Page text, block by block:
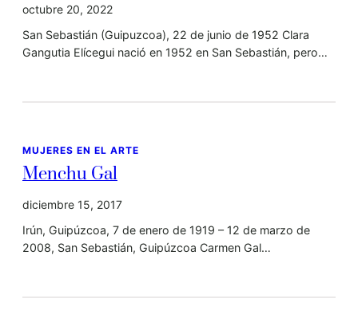
octubre 20, 2022
San Sebastián (Guipuzcoa), 22 de junio de 1952 Clara
Gangutia Elícegui nació en 1952 en San Sebastián, pero…
MUJERES EN EL ARTE
Menchu Gal
diciembre 15, 2017
Irún, Guipúzcoa, 7 de enero de 1919 – 12 de marzo de
2008, San Sebastián, Guipúzcoa Carmen Gal…